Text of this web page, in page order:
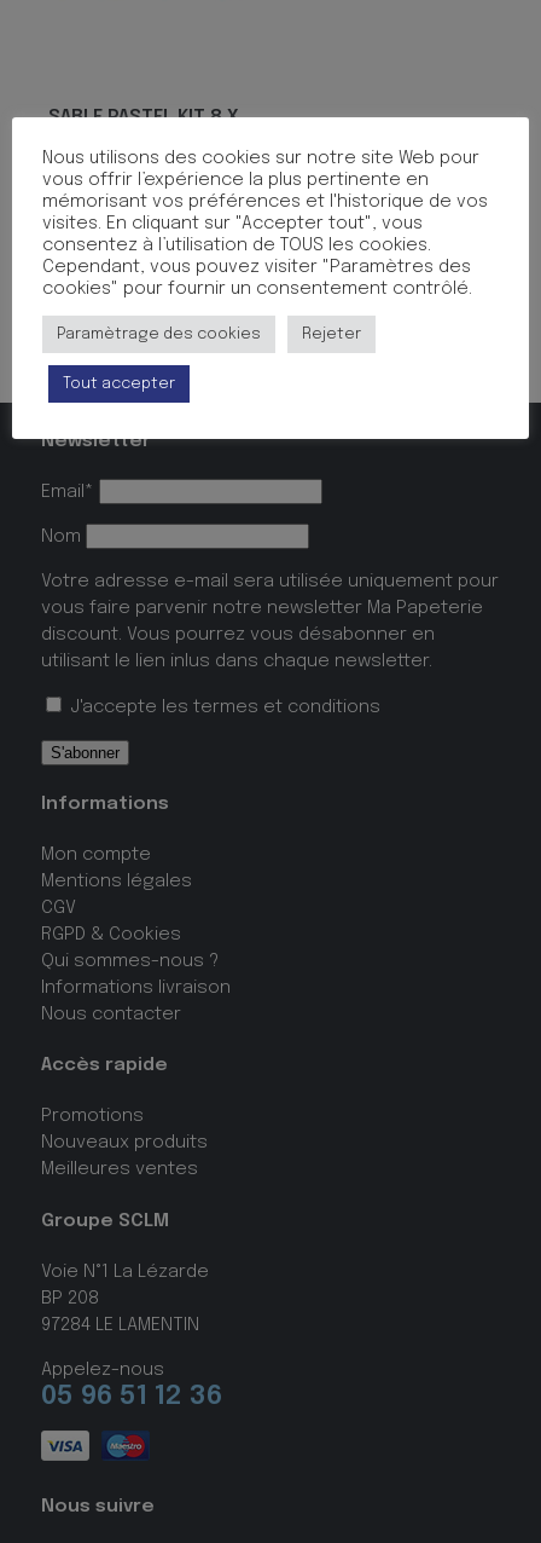
SABLE PASTEL KIT 8 X
28.05€ TTC
Ajouter au panier
Ajouter aux favoris
Newsletter
Email*
Nom
Votre adresse e-mail sera utilisée uniquement pour
vous faire parvenir notre newsletter Ma Papeterie
discount. Vous pourrez vous désabonner en
utilisant le lien inlus dans chaque newsletter.
J'accepte les termes et conditions
Informations
Mon compte
Mentions légales
CGV
RGPD & Cookies
Qui sommes-nous ?
Informations livraison
Nous contacter
Accès rapide
Promotions
Nouveaux produits
Meilleures ventes
Groupe SCLM
Voie N°1 La Lézarde
BP 208
97284 LE LAMENTIN
Appelez-nous
05 96 51 12 36
Nous suivre
Nous utilisons des cookies sur notre site Web pour
vous offrir l’expérience la plus pertinente en
mémorisant vos préférences et l'historique de vos
visites. En cliquant sur "Accepter tout", vous
consentez à l’utilisation de TOUS les cookies.
Cependant, vous pouvez visiter "Paramètres des
cookies" pour fournir un consentement contrôlé.
Paramètrage des cookies Rejeter
Tout accepter